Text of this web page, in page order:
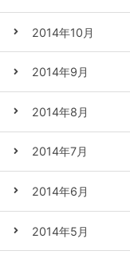
2014年10月
2014年9月
2014年8月
2014年7月
2014年6月
2014年5月